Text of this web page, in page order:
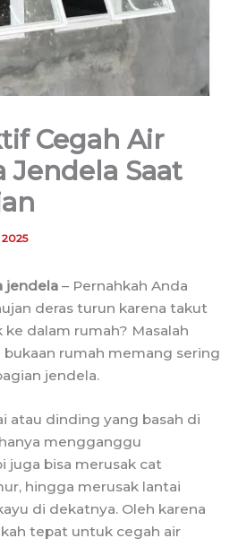
Cegah Air
Jendela Saat
jendela – Pernahkah Anda
deras turun karena takut
dalam rumah? Masalah
bukaan rumah memang sering
jendela.
atau dinding yang basah di
mengganggu
juga bisa merusak cat
hingga merusak lantai
di dekatnya. Oleh karena
tepat untuk cegah air